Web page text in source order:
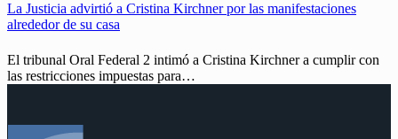
La Justicia advirtió a Cristina Kirchner por las manifestaciones
alrededor de su casa
El tribunal Oral Federal 2 intimó a Cristina Kirchner a cumplir con
las restricciones impuestas para…